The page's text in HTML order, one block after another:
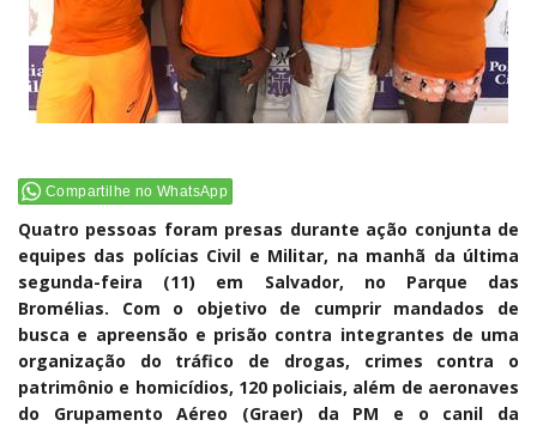
Compartilhe no WhatsApp
Quatro pessoas foram presas durante ação conjunta de
equipes das polícias Civil e Militar, na manhã da última
segunda-feira (11) em Salvador, no Parque das
Bromélias. Com o objetivo de cumprir mandados de
busca e apreensão e prisão contra integrantes de uma
organização do tráfico de drogas, crimes contra o
patrimônio e homicídios, 120 policiais, além de aeronaves
do Grupamento Aéreo (Graer) da PM e o canil da